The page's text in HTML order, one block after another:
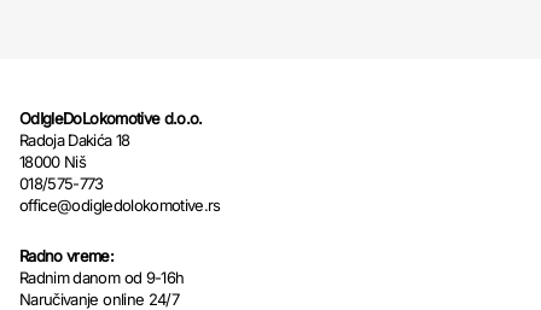
OdIgleDoLokomotive d.o.o.
Radoja Dakića 18
18000 Niš
018/575-773
office@odigledolokomotive.rs
Radno vreme:
Radnim danom od 9-16h
Naručivanje online 24/7